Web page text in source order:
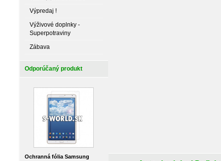
Výpredaj !
Výživové doplnky -
Superpotraviny
Zábava
Odporúčaný produkt
Ochranná fólia Samsung